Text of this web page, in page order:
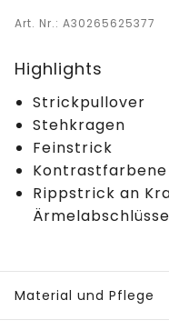
Art. Nr.: A30265625377
Highlights
Strickpullover
Stehkragen
Feinstrick
Rippstrick an
Material und Pflege